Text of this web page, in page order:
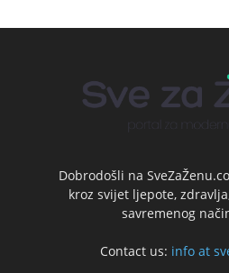
Dobrodošli na
kroz svijet ljepote,
savremenog
Contact us: info at